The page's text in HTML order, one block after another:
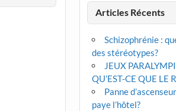
Articles Récents
Schizophrénie :
des stéréotypes?
JEUX
QU’EST-CE QUE LE
Panne
paye l’hôtel?